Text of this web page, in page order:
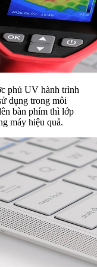
phủ UV hành trình
dụng trong môi
bàn phím thì lớp
máy hiệu quả.